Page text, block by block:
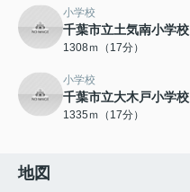
小学校
千葉市立土気南小学校
1308ｍ（17分）
小学校
千葉市立大木戸小学校
1335ｍ（17分）
地図